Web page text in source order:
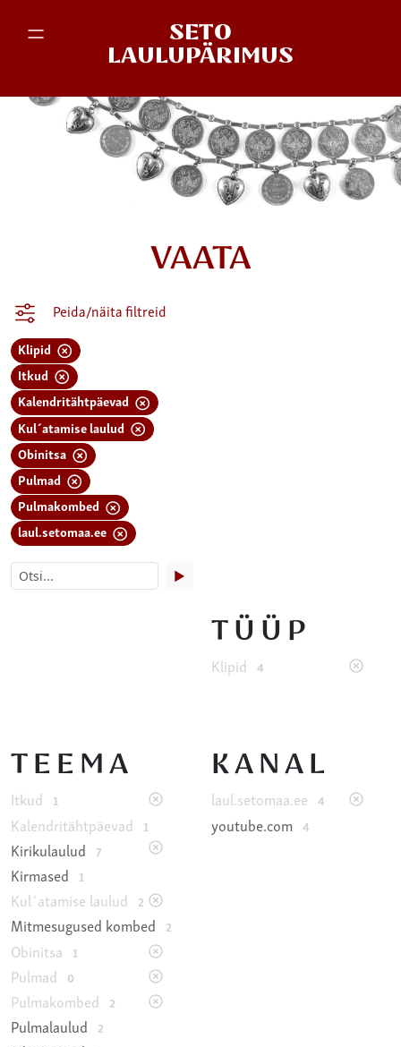
SETO
LAULUPÄRIMUS
VAATA
Peida/näita filtreid
Klipid
Itkud
Kalendritähtpäevad
Kul´atamise laulud
Obinitsa
Pulmad
Pulmakombed
laul.setomaa.ee
▶
TÜÜP
Klipid 4
TEEMA
Itkud 1
Kalendritähtpäevad 1
Kirikulaulud 7
Kirmased 1
Kul´atamise laulud 2
Mitmesugused kombed 2
Obinitsa 1
Pulmad 0
Pulmakombed 2
Pulmalaulud 2
KANAL
laul.setomaa.ee 4
youtube.com 4